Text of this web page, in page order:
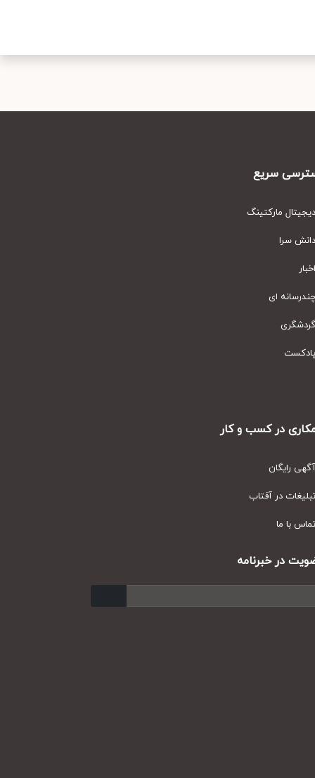
سریع
مارکتینگ
سرا
ای
در کسب و کار
رایگان
در آفتاب
با ما
در خبرنامه